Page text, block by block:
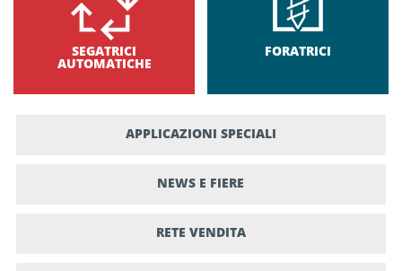
SEGATRICI
AUTOMATICHE
FORATRICI
APPLICAZIONI SPECIALI
NEWS E FIERE
RETE VENDITA